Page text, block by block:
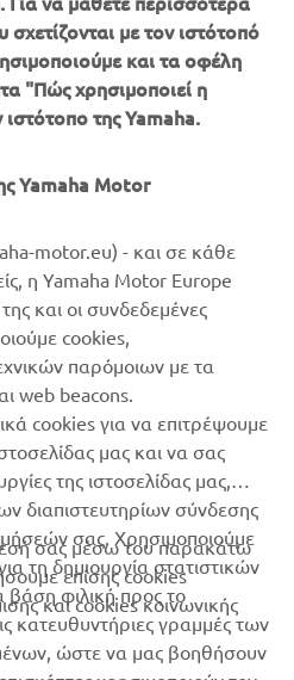
E40G
/ Yamaha Motor Co., Ltd.
για εμπορικούς ή μη
τη ρητή γραπτή συγκατάθεση
ή/και της Yamaha Motor
και να τηρείτε τους
με τον ιστότοπό
και τα οφέλη
"Πώς χρησιμοποιεί η
της Yamaha.
Yamaha Motor
motor.eu) - και σε κάθε
η Yamaha Motor Europe
και οι συνδεδεμένες
cookies,
παρόμοιων με τα
web beacons.
cookies για να επιτρέψουμε
μας και να σας
της ιστοσελίδας μας,
διαπιστευτηρίων σύνδεσης
σας. Χρησιμοποιούμε
τη δημιουργία στατιστικών
βάση φιλική προς το
κατευθυντήριες γραμμές των
ώστε να μας βοηθήσουν
σας μέσω του παρακάτω
επίσης cookies
και cookies κοινωνικής